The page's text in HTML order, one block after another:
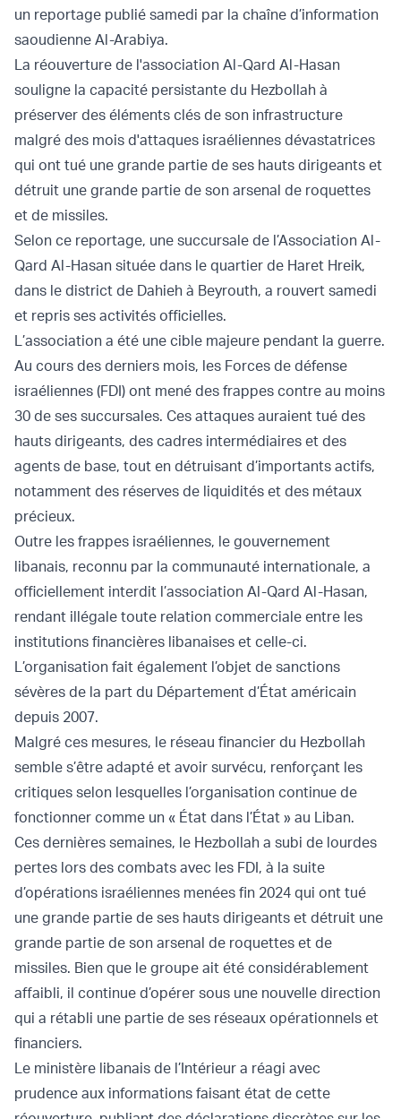
un reportage publié samedi par la chaîne d’information
saoudienne Al-Arabiya.
La réouverture de l'association Al-Qard Al-Hasan
souligne la capacité persistante du Hezbollah à
préserver des éléments clés de son infrastructure
malgré des mois d'attaques israéliennes dévastatrices
qui ont tué une grande partie de ses hauts dirigeants et
détruit une grande partie de son arsenal de roquettes
et de missiles.
Selon ce reportage, une succursale de l’Association Al-
Qard Al-Hasan située dans le quartier de Haret Hreik,
dans le district de Dahieh à Beyrouth, a rouvert samedi
et repris ses activités officielles.
L’association a été une cible majeure pendant la guerre.
Au cours des derniers mois, les Forces de défense
israéliennes (FDI) ont mené des frappes contre au moins
30 de ses succursales. Ces attaques auraient tué des
hauts dirigeants, des cadres intermédiaires et des
agents de base, tout en détruisant d’importants actifs,
notamment des réserves de liquidités et des métaux
précieux.
Outre les frappes israéliennes, le gouvernement
libanais, reconnu par la communauté internationale, a
officiellement interdit l’association Al-Qard Al-Hasan,
rendant illégale toute relation commerciale entre les
institutions financières libanaises et celle-ci.
L’organisation fait également l’objet de sanctions
sévères de la part du Département d’État américain
depuis 2007.
Malgré ces mesures, le réseau financier du Hezbollah
semble s’être adapté et avoir survécu, renforçant les
critiques selon lesquelles l’organisation continue de
fonctionner comme un « État dans l’État » au Liban.
Ces dernières semaines, le Hezbollah a subi de lourdes
pertes lors des combats avec les FDI, à la suite
d’opérations israéliennes menées fin 2024 qui ont tué
une grande partie de ses hauts dirigeants et détruit une
grande partie de son arsenal de roquettes et de
missiles. Bien que le groupe ait été considérablement
affaibli, il continue d’opérer sous une nouvelle direction
qui a rétabli une partie de ses réseaux opérationnels et
financiers.
Le ministère libanais de l’Intérieur a réagi avec
prudence aux informations faisant état de cette